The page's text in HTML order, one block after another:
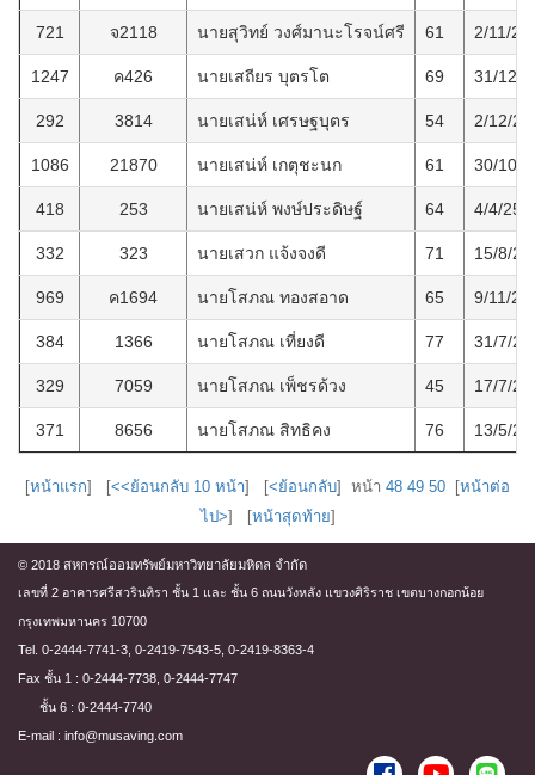
721 จ2118 นายสุวิทย์ วงศ์มานะโรจน์ศรี 61 2/11/
1247 ค426 นายเสถียร บุตรโต 69 31/12/
292 3814 นายเสน่ห์ เศรษฐบุตร 54 2/12/
1086 21870 นายเสน่ห์ เกตุชะนก 61 30/10/
418 253 นายเสน่ห์ พงษ์ประดิษฐ์ 64 4/4/
332 323 นายเสวก แจ้งจงดี 71 15/8/
969 ค1694 นายโสภณ ทองสอาด 65 9/11/
384 1366 นายโสภณ เที่ยงดี 77 31/7/
329 7059 นายโสภณ เพ็ชรด้วง 45 17/7/
371 8656 นายโสภณ สิทธิคง 76 13/5/
[หน้าแรก] [<<ย้อนกลับ 10 หน้า] [<ย้อนกลับ] หน้า 48 49 50 [หน้าต่อ
ไป>] [หน้าสุดท้าย]
© 2018 สหกรณ์ออมทรัพย์มหาวิทยาลัยมหิดล จำกัด
เลขที่ 2 อาคารศรีสวรินทิรา ชั้น 1 และ ชั้น 6 ถนนวังหลัง แขวงศิริราช เขตบางกอกน้อย
กรุงเทพมหานคร 10700
Tel. 0-2444-7741-3, 0-2419-7543-5, 0-2419-8363-4
Fax ชั้น 1 : 0-2444-7738, 0-2444-7747
ชั้น 6 : 0-2444-7740
E-mail : info@musaving.com